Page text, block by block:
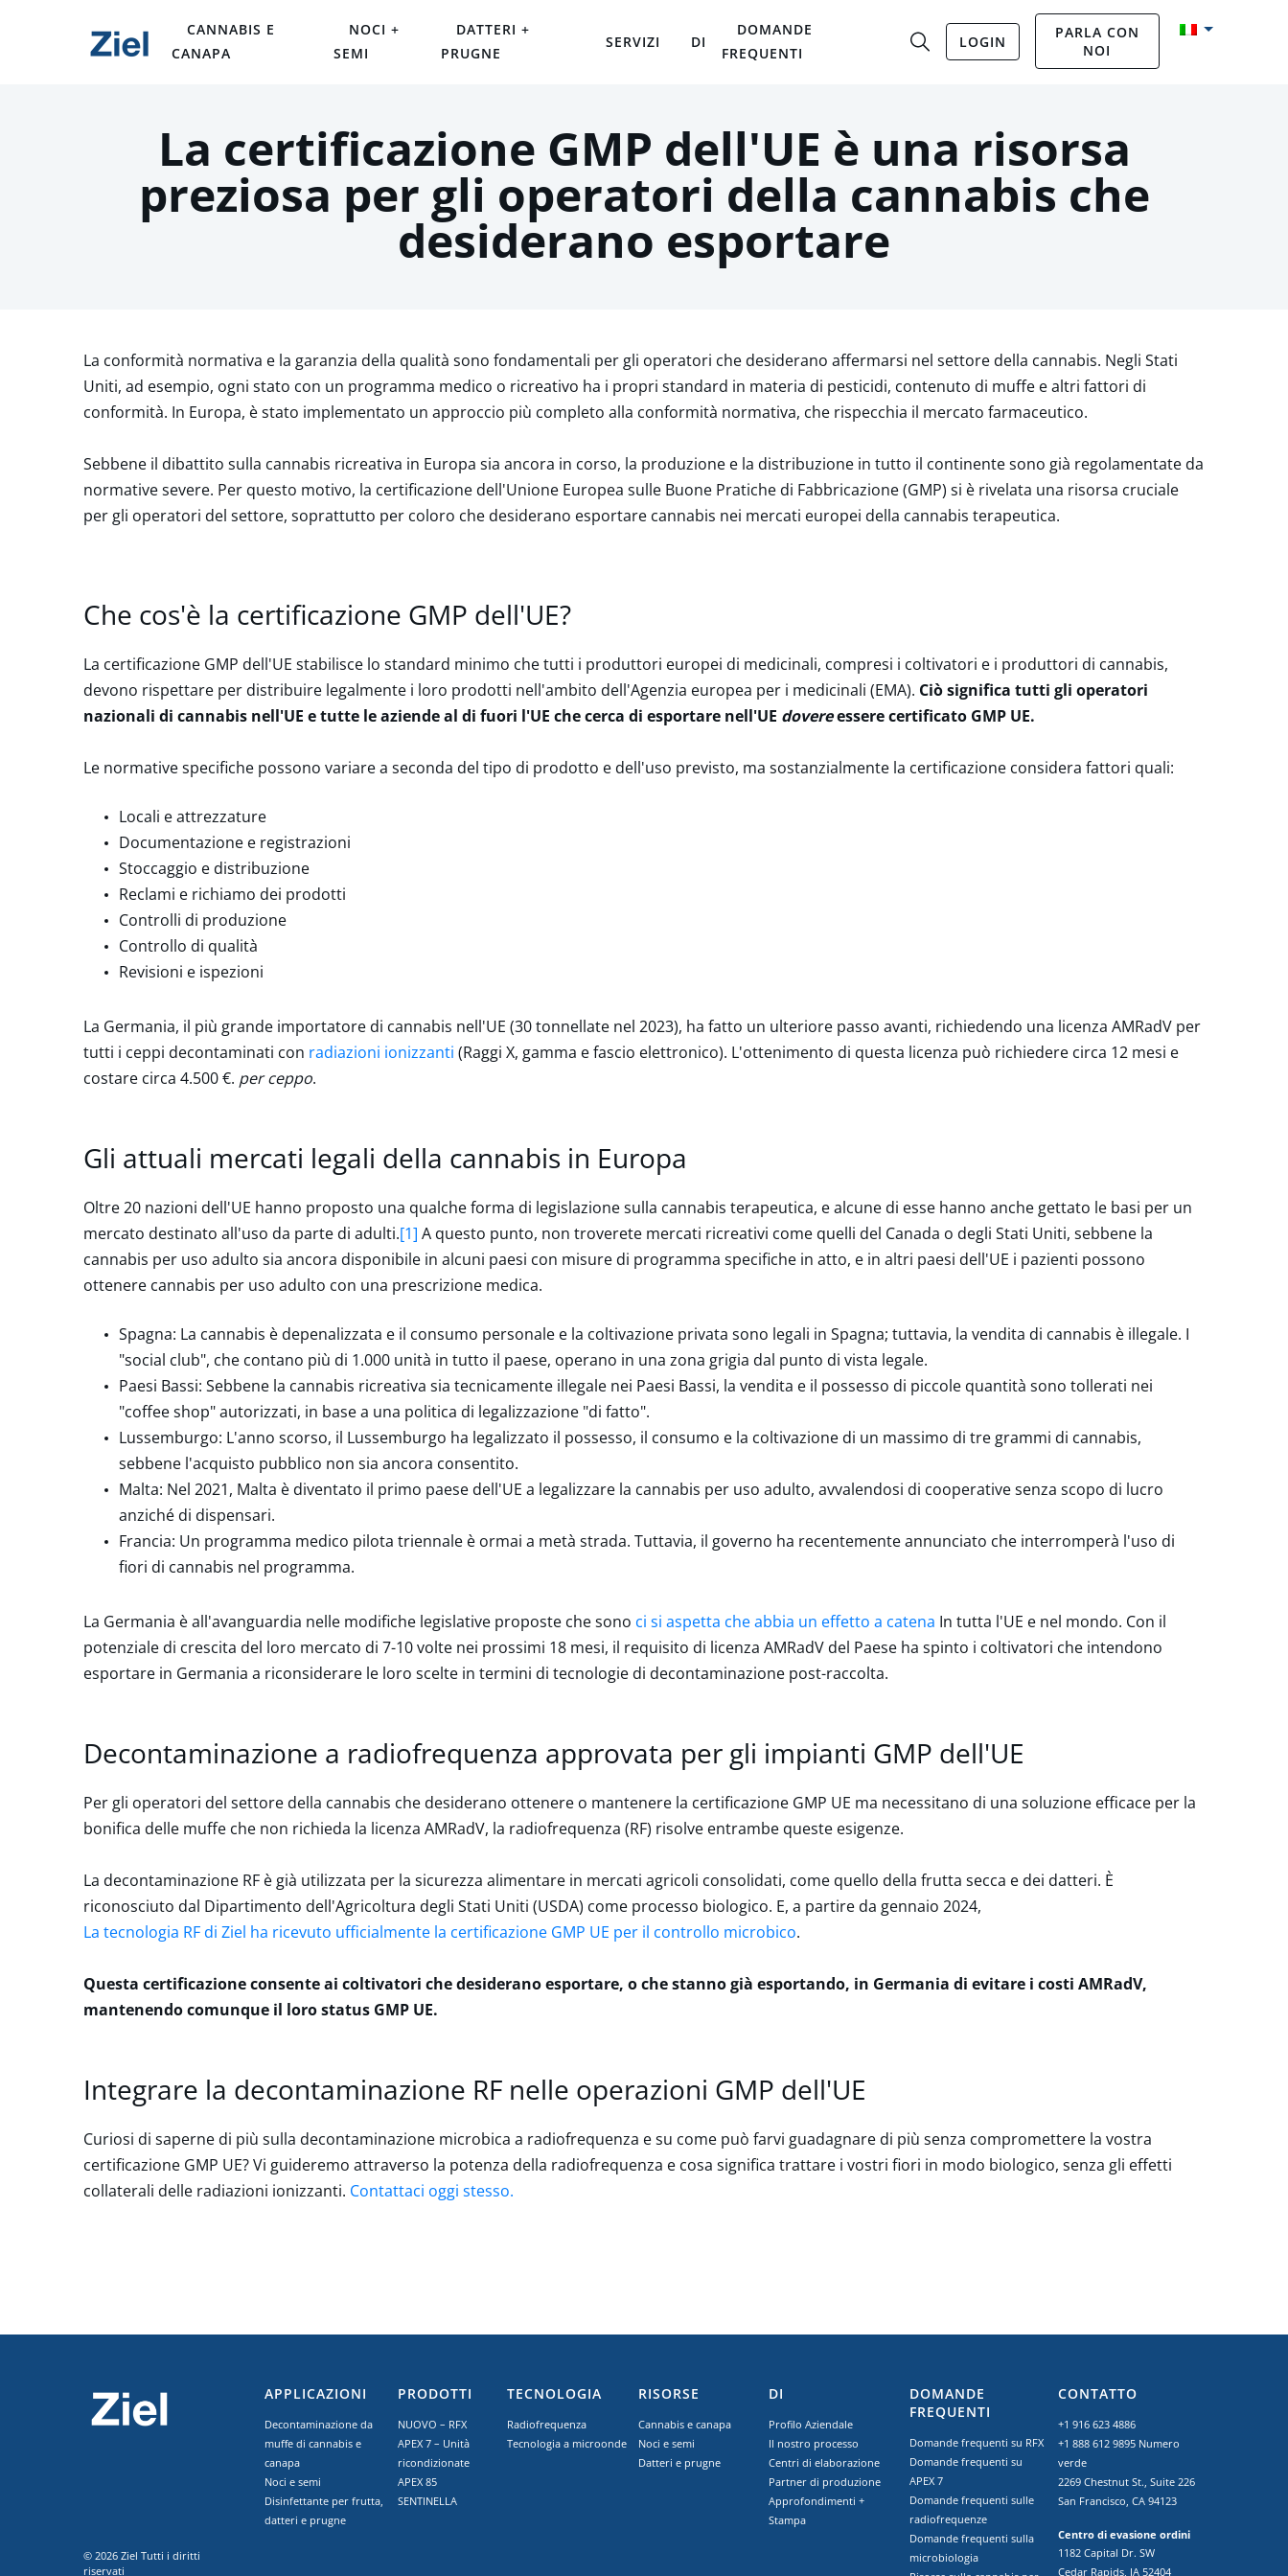
CANNABIS E
CANAPA
NOCI +
SEMI
DATTERI +
PRUGNE
SERVIZI DI
DOMANDE
FREQUENTI
LOGIN
PARLA CON
NOI
La certificazione GMP dell'UE è una risorsa
preziosa per gli operatori della cannabis che
desiderano esportare
La conformità normativa e la garanzia della qualità sono fondamentali per gli operatori che desiderano affermarsi nel settore della cannabis. Negli Stati
Uniti, ad esempio, ogni stato con un programma medico o ricreativo ha i propri standard in materia di pesticidi, contenuto di muffe e altri fattori di
conformità. In Europa, è stato implementato un approccio più completo alla conformità normativa, che rispecchia il mercato farmaceutico.
Sebbene il dibattito sulla cannabis ricreativa in Europa sia ancora in corso, la produzione e la distribuzione in tutto il continente sono già regolamentate da
normative severe. Per questo motivo, la certificazione dell'Unione Europea sulle Buone Pratiche di Fabbricazione (GMP) si è rivelata una risorsa cruciale
per gli operatori del settore, soprattutto per coloro che desiderano esportare cannabis nei mercati europei della cannabis terapeutica.
Che cos'è la certificazione GMP dell'UE?
La certificazione GMP dell'UE stabilisce lo standard minimo che tutti i produttori europei di medicinali, compresi i coltivatori e i produttori di cannabis,
devono rispettare per distribuire legalmente i loro prodotti nell'ambito dell'Agenzia europea per i medicinali (EMA). Ciò significa tutti gli operatori
nazionali di cannabis nell'UE e tutte le aziende al di fuori l'UE che cerca di esportare nell'UE dovereessere certificato GMP UE.
Le normative specifiche possono variare a seconda del tipo di prodotto e dell'uso previsto, ma sostanzialmente la certificazione considera fattori quali:
Locali e attrezzature
Documentazione e registrazioni
Stoccaggio e distribuzione
Reclami e richiamo dei prodotti
Controlli di produzione
Controllo di qualità
Revisioni e ispezioni
La Germania, il più grande importatore di cannabis nell'UE (30 tonnellate nel 2023), ha fatto un ulteriore passo avanti, richiedendo una licenza AMRadV per
tutti i ceppi decontaminati con radiazioni ionizzanti (Raggi X, gamma e fascio elettronico). L'ottenimento di questa licenza può richiedere circa 12 mesi e
costare circa 4.500 €. per ceppo.
Gli attuali mercati legali della cannabis in Europa
Oltre 20 nazioni dell'UE hanno proposto una qualche forma di legislazione sulla cannabis terapeutica, e alcune di esse hanno anche gettato le basi per un
mercato destinato all'uso da parte di adulti.[1] A questo punto, non troverete mercati ricreativi come quelli del Canada o degli Stati Uniti, sebbene la
cannabis per uso adulto sia ancora disponibile in alcuni paesi con misure di programma specifiche in atto, e in altri paesi dell'UE i pazienti possono
ottenere cannabis per uso adulto con una prescrizione medica.
Spagna: La cannabis è depenalizzata e il consumo personale e la coltivazione privata sono legali in Spagna; tuttavia, la vendita di cannabis è illegale. I
"social club", che contano più di 1.000 unità in tutto il paese, operano in una zona grigia dal punto di vista legale.
Paesi Bassi: Sebbene la cannabis ricreativa sia tecnicamente illegale nei Paesi Bassi, la vendita e il possesso di piccole quantità sono tollerati nei
"coffee shop" autorizzati, in base a una politica di legalizzazione "di fatto".
Lussemburgo: L'anno scorso, il Lussemburgo ha legalizzato il possesso, il consumo e la coltivazione di un massimo di tre grammi di cannabis,
sebbene l'acquisto pubblico non sia ancora consentito.
Malta: Nel 2021, Malta è diventato il primo paese dell'UE a legalizzare la cannabis per uso adulto, avvalendosi di cooperative senza scopo di lucro
anziché di dispensari.
Francia: Un programma medico pilota triennale è ormai a metà strada. Tuttavia, il governo ha recentemente annunciato che interromperà l'uso di
fiori di cannabis nel programma.
La Germania è all'avanguardia nelle modifiche legislative proposte che sono ci si aspetta che abbia un effetto a catena In tutta l'UE e nel mondo. Con il
potenziale di crescita del loro mercato di 7-10 volte nei prossimi 18 mesi, il requisito di licenza AMRadV del Paese ha spinto i coltivatori che intendono
esportare in Germania a riconsiderare le loro scelte in termini di tecnologie di decontaminazione post-raccolta.
Decontaminazione a radiofrequenza approvata per gli impianti GMP dell'UE
Per gli operatori del settore della cannabis che desiderano ottenere o mantenere la certificazione GMP UE ma necessitano di una soluzione efficace per la
bonifica delle muffe che non richieda la licenza AMRadV, la radiofrequenza (RF) risolve entrambe queste esigenze.
La decontaminazione RF è già utilizzata per la sicurezza alimentare in mercati agricoli consolidati, come quello della frutta secca e dei datteri. È
riconosciuto dal Dipartimento dell'Agricoltura degli Stati Uniti (USDA) come processo biologico. E, a partire da gennaio 2024,
La tecnologia RF di Ziel ha ricevuto ufficialmente la certificazione GMP UE per il controllo microbico.
Questa certificazione consente ai coltivatori che desiderano esportare, o che stanno già esportando, in Germania di evitare i costi AMRadV,
mantenendo comunque il loro status GMP UE.
Integrare la decontaminazione RF nelle operazioni GMP dell'UE
Curiosi di saperne di più sulla decontaminazione microbica a radiofrequenza e su come può farvi guadagnare di più senza compromettere la vostra
certificazione GMP UE? Vi guideremo attraverso la potenza della radiofrequenza e cosa significa trattare i vostri fiori in modo biologico, senza gli effetti
collaterali delle radiazioni ionizzanti. Contattaci oggi stesso.
© 2026 Ziel Tutti i diritti
riservati
APPLICAZIONI
Decontaminazione da
muffe di cannabis e
canapa
Noci e semi
Disinfettante per frutta,
datteri e prugne
PRODOTTI
NUOVO – RFX
APEX 7 – Unità
ricondizionate
APEX 85
SENTINELLA
TECNOLOGIA
Radiofrequenza
Tecnologia a microonde
RISORSE
Cannabis e canapa
Noci e semi
Datteri e prugne
DI
Profilo Aziendale
Il nostro processo
Centri di elaborazione
Partner di produzione
Approfondimenti +
Stampa
DOMANDE
FREQUENTI
Domande frequenti su RFX
Domande frequenti su
APEX 7
Domande frequenti sulle
radiofrequenze
Domande frequenti sulla
microbiologia
CONTATTO
+1 916 623 4886
+1 888 612 9895 Numero
verde
2269 Chestnut St., Suite 226
San Francisco, CA 94123
Centro di evasione ordini
1182 Capital Dr. SW
Cedar Rapids, IA 52404